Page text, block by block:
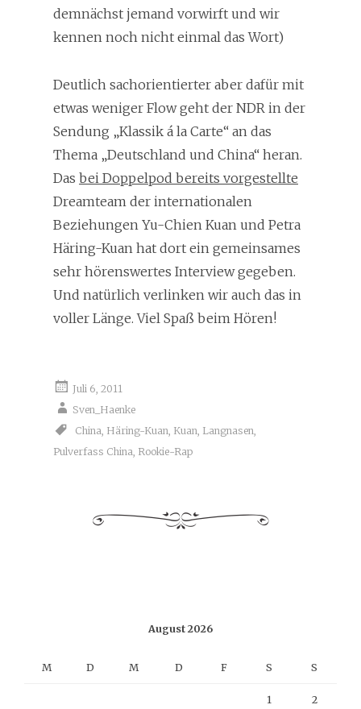
demnächst jemand vorwirft und wir
kennen noch nicht einmal das Wort)
Deutlich sachorientierter aber dafür mit
etwas weniger Flow geht der NDR in der
Sendung „Klassik á la Carte“ an das
Thema „Deutschland und China“ heran.
Das bei Doppelpod bereits vorgestellte
Dreamteam der internationalen
Beziehungen Yu-Chien Kuan und Petra
Häring-Kuan hat dort ein gemeinsames
sehr hörenswertes Interview gegeben.
Und natürlich verlinken wir auch das in
voller Länge. Viel Spaß beim Hören!
Juli 6, 2011
Sven_Haenke
China, Häring-Kuan, Kuan, Langnasen,
Pulverfass China, Rookie-Rap
August 2026
M D M D F S S
1 2